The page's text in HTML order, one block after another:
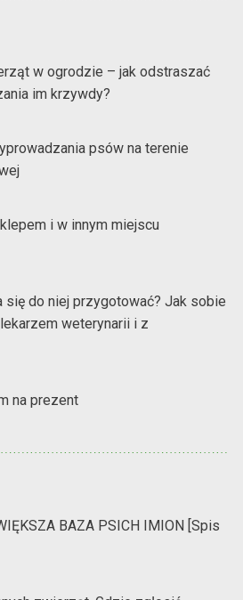
w ogrodzie – jak odstraszać
im krzywdy?
psów na terenie
i w innym miejscu
się do niej przygotować? Jak sobie
weterynarii i z
na prezent
BAZA PSICH IMION [Spis